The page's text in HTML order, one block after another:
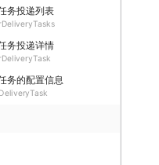
务投递列表
务投递详情
务的配置信息